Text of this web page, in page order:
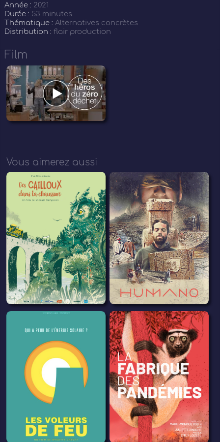
Année : 2021
Durée : 53 minutes
Thématique : Alternatives concrètes
Distribution : flair production
Film
Vous aimerez aussi